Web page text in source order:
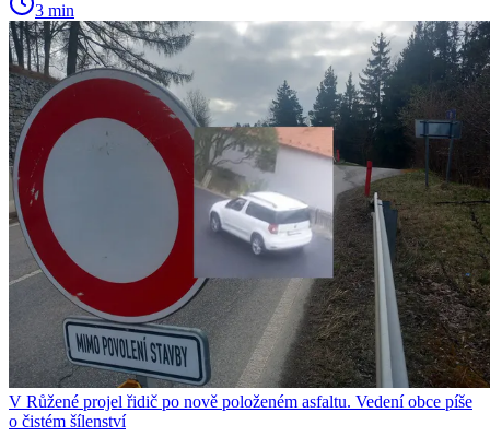
3 min
V Růžené projel řidič po nově položeném asfaltu. Vedení obce píše
o čistém šílenství